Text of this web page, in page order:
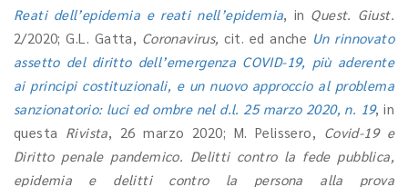
Reati dell’epidemia e reati nell’epidemia, in Quest. Giust.
2/2020; G.L. Gatta, Coronavirus,cit. ed anche Un rinnovato
assetto del diritto dell’emergenza COVID-19, più aderente
ai principi costituzionali, e un nuovo approccio al problema
sanzionatorio: luci ed ombre nel d.l. 25 marzo 2020, n. 19, in
questa Rivista, 26 marzo 2020; M. Pelissero, Covid-19 e
Diritto penale pandemico. Delitti contro la fede pubblica,
epidemia e delitti contro la persona alla prova